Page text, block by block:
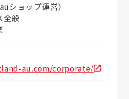
ショップ運営）
全般
au.com/corporate/